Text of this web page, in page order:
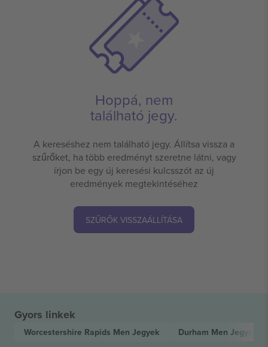
Hoppá, nem
található jegy.
A kereséshez nem található jegy. Állítsa vissza a
szűrőket, ha több eredményt szeretne látni, vagy
írjon be egy új keresési kulcsszót az új
eredmények megtekintéséhez
SZŰRŐK VISSZAÁLLÍTÁSA
Gyors linkek
Worcestershire Rapids Men Jegyek Durham Men Jegyek